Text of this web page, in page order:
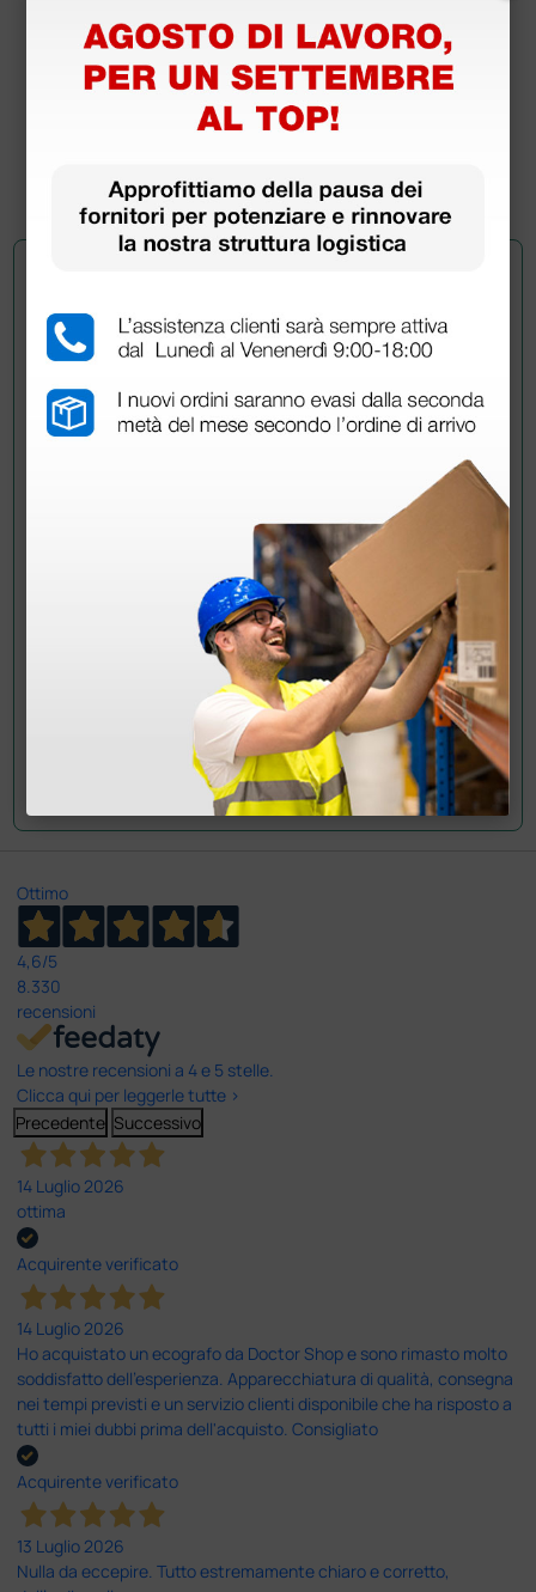
Gel per ecg spray - 240 ml
1 pz.
Invia ora la tua domanda ai colleghi che hanno già
acquistato questo prodotto.
Invia la tua domanda
Ottimo
4,6/5
8.330
recensioni
Le nostre recensioni a 4 e 5 stelle.
Clicca qui per leggerle tutte >
Precedente Successivo
14 Luglio 2026
ottima
Acquirente verificato
14 Luglio 2026
Ho acquistato un ecografo da Doctor Shop e sono rimasto molto
soddisfatto dell'esperienza. Apparecchiatura di qualità, consegna
nei tempi previsti e un servizio clienti disponibile che ha risposto a
tutti i miei dubbi prima dell'acquisto. Consigliato
Acquirente verificato
13 Luglio 2026
Nulla da eccepire. Tutto estremamente chiaro e corretto,